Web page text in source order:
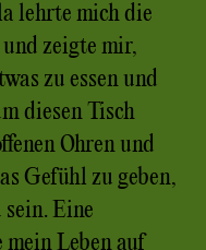
lehrte mich die
zeigte mir,
zu essen und
diesen Tisch
Ohren und
Gefühl zu geben,
Eine
Leben auf